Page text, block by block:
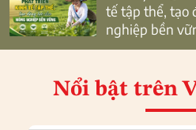
tế tập thể, tạo
nghiệp bền
Nổi bật trên